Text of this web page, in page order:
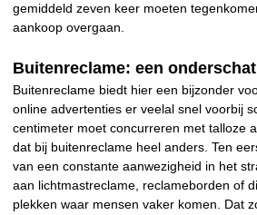
gemiddeld zeven keer moeten
aankoop overgaan.
Buitenreclame: een
Buitenreclame biedt hier een bijzonder
online advertenties er veelal snel voorbij
centimeter moet concurreren met talloze
dat bij buitenreclame heel anders. Ten
van een constante aanwezigheid in het
aan lichtmastreclame, reclameborden of
plekken waar mensen vaker komen. Dat